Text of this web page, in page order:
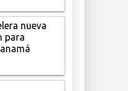
nueva
para